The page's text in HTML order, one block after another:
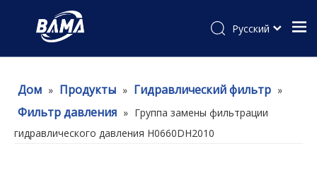
Pусский
Дом » Продукты » Гидравлический фильтр »
Фильтр давления » Группа замены фильтрации
гидравлического давления H0660DH2010